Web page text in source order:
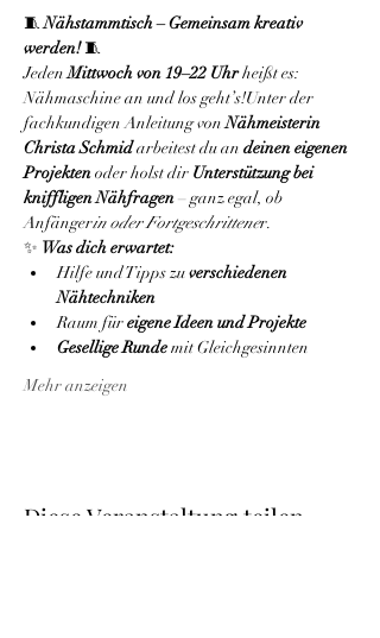
🧵 Nähstammtisch – Gemeinsam kreativ
werden! 🧵
Jeden Mittwoch von 19–22 Uhr heißt es:
Nähmaschine an und los geht’s!Unter der
fachkundigen Anleitung von Nähmeisterin
Christa Schmid arbeitest du an deinen eigenen
Projekten oder holst dir Unterstützung bei
kniffligen Nähfragen – ganz egal, ob
Anfängerin oder Fortgeschrittener.
✨ Was dich erwartet:
Hilfe und Tipps zu verschiedenen
Nähtechniken
Raum für eigene Ideen und Projekte
Gesellige Runde mit Gleichgesinnten
Mehr anzeigen
Diese Veranstaltung teilen